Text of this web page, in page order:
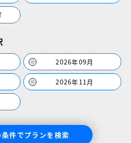
2026年09月
2026年11月
条件でプランを検索